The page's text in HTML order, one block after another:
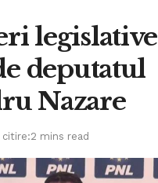
legislative
deputatul
Nazare
mins read